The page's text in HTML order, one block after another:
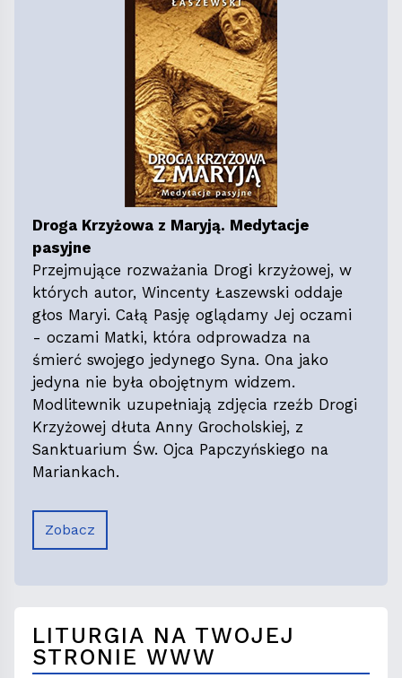
Droga Krzyżowa z Maryją. Medytacje
pasyjne
Przejmujące rozważania Drogi krzyżowej, w
których autor, Wincenty Łaszewski oddaje
głos Maryi. Całą Pasję oglądamy Jej oczami
- oczami Matki, która odprowadza na
śmierć swojego jedynego Syna. Ona jako
jedyna nie była obojętnym widzem.
Modlitewnik uzupełniają zdjęcia rzeźb Drogi
Krzyżowej dłuta Anny Grocholskiej, z
Sanktuarium Św. Ojca Papczyńskiego na
Mariankach.
Zobacz
LITURGIA NA TWOJEJ
STRONIE WWW